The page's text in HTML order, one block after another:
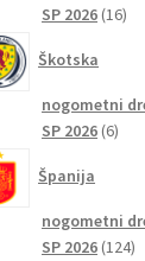
SP 2026 1616
Škotska
nogometni
SP 2026 66
Španija
nogometni
SP 2026 124124